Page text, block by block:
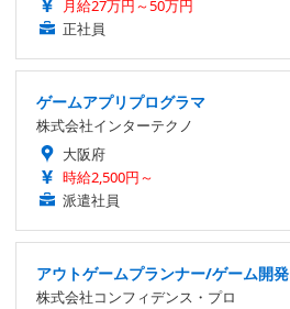
月給27万円～50万円
正社員
ゲームアプリプログラマ
株式会社インターテクノ
大阪府
時給2,500円～
派遣社員
アウトゲームプランナー/ゲーム開発
株式会社コンフィデンス・プロ